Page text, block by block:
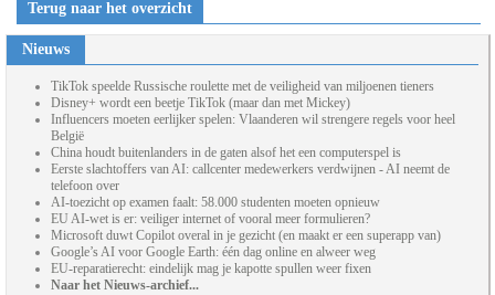
Terug naar het overzicht
Nieuws
TikTok speelde Russische roulette met de veiligheid van miljoenen tieners
Disney+ wordt een beetje TikTok (maar dan met Mickey)
Influencers moeten eerlijker spelen: Vlaanderen wil strengere regels voor heel
België
China houdt buitenlanders in de gaten alsof het een computerspel is
Eerste slachtoffers van AI: callcenter medewerkers verdwijnen - AI neemt de
telefoon over
AI-toezicht op examen faalt: 58.000 studenten moeten opnieuw
EU AI-wet is er: veiliger internet of vooral meer formulieren?
Microsoft duwt Copilot overal in je gezicht (en maakt er een superapp van)
Google’s AI voor Google Earth: één dag online en alweer weg
EU-reparatierecht: eindelijk mag je kapotte spullen weer fixen
Naar het Nieuws-archief...